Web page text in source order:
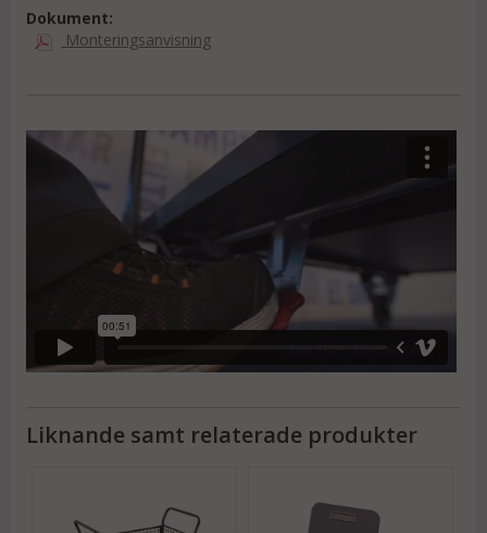
Hjul med precisionskullager
Två styrhjul och två fasta hjul
minimalt med smuts
Vi kan tillverka din plattformsvagn i vilken färg eller
storlek som helst. Kontakta oss så jobbar vi fram ett
förslag tillsammans.
Dokument:
Monteringsanvisning
Liknande samt relaterade produkter